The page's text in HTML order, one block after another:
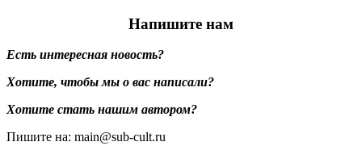
Напишите нам
Есть интересная новость?
Хотите, чтобы мы о вас написали?
Хотите стать нашим автором?
Пишите на: main@sub-cult.ru